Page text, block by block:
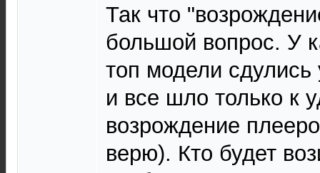
Так что
большой вопрос. У
топ модели
и все шло только к
возрождение
верю). Кто будет